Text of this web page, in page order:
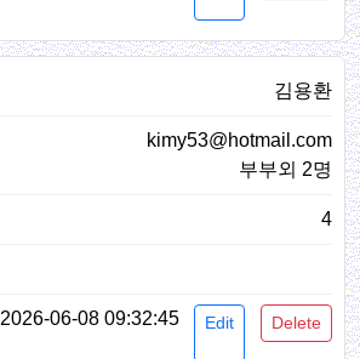
김용환
kimy53@hotmail.com
부부외 2명
4
2026-06-08 09:32:45 Edit Delete